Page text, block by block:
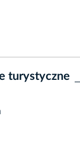
turystyczne